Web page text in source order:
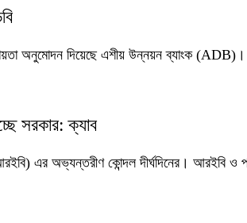
অনুমোদন দিয়েছে এশীয় উন্নয়ন ব্যাংক
সরকার: ক্যাব
এর অভ্যন্তরীণ কোন্দল দীর্ঘদিনের। আরইবি ও